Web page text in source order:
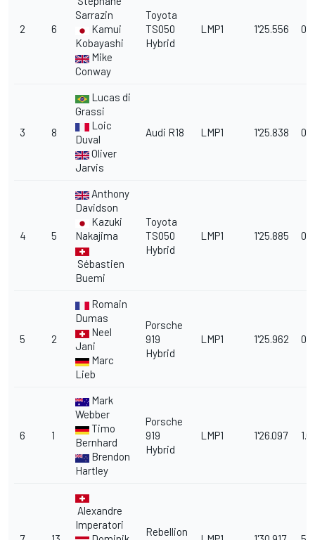
2 6
Sarrazin
Kamui
Kobayashi
Mike
Conway
Toyota
TS050
Hybrid
LMP1 1'25.556
3 8
Lucas di
Grassi
Loic
Duval
Oliver
Jarvis
Audi R18 LMP1 1'25.838
4 5
Anthony
Davidson
Kazuki
Nakajima
Sébastien
Buemi
Toyota
TS050
Hybrid
LMP1 1'25.885
5 2
Romain
Dumas
Neel
Jani
Marc
Lieb
Porsche
919
Hybrid
LMP1 1'25.962
6 1
Mark
Webber
Timo
Bernhard
Brendon
Hartley
Porsche
919
Hybrid
LMP1 1'26.097
Alexandre
Imperatori
Rebellion